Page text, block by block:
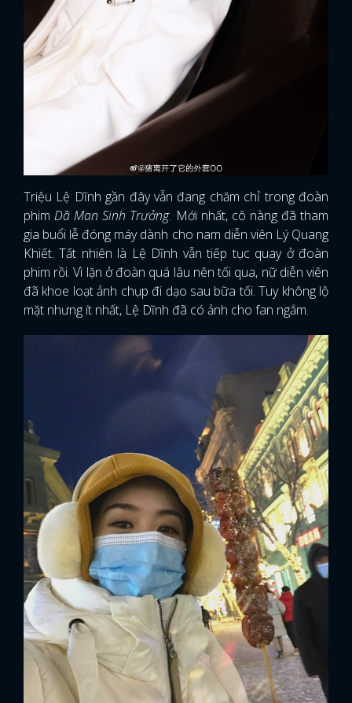
FACEBOOK
Triệu Lệ Dĩnh gần đây vẫn đang chăm chỉ trong đoàn
phimDã Man Sinh Trưởng. Mới nhất, cô nàng đã tham
gia buổi lễ đóng máy dành cho nam diễn viên Lý Quang
Khiết. Tất nhiên là Lệ Dĩnh vẫn tiếp tục quay ở đoàn
phim rồi. Vì lặn ở đoàn quá lâu nên tối qua, nữ diễn viên
đã khoe loạt ảnh chụp đi dạo sau bữa tối. Tuy không lộ
mặt nhưng ít nhất, Lệ Dĩnh đã có ảnh cho fan ngắm.